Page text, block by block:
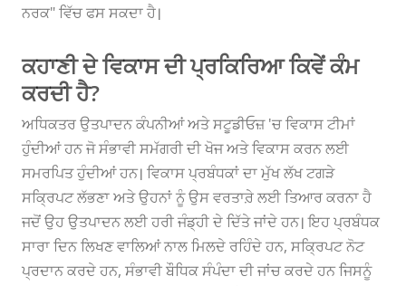
ਨਰਕ" ਵਿੱਚ ਫਸ ਸਕਦਾ ਹੈ।
ਕਹਾਣੀ ਦੇ ਵਿਕਾਸ ਦੀ ਪ੍ਰਕਿਰਿਆ ਕਿਵੇਂ ਕੰਮ
ਕਰਦੀ ਹੈ?
ਅਧਿਕਤਰ ਉਤਪਾਦਨ ਕੰਪਨੀਆਂ ਅਤੇ ਸਟੂਡੀਓਜ਼ 'ਚ ਵਿਕਾਸ ਟੀਮਾਂ
ਹੁੰਦੀਆਂ ਹਨ ਜੋ ਸੰਭਾਵੀ ਸਮੱਗਰੀ ਦੀ ਖੋਜ ਅਤੇ ਵਿਕਾਸ ਕਰਨ ਲਈ
ਸਮਰਪਿਤ ਹੁੰਦੀਆਂ ਹਨ। ਵਿਕਾਸ ਪ੍ਰਬੰਧਕਾਂ ਦਾ ਮੁੱਖ ਲੱਖ ਟਗੜੇ
ਸਕ੍ਰਿਪਟ ਲੱਭਣਾ ਅਤੇ ਉਹਨਾਂ ਨੂੰ ਉਸ ਵਰਤਾਰ਼ੇ ਲਈ ਤਿਆਰ ਕਰਨਾ ਹੈ
ਜਦੋਂ ਉਹ ਉਤਪਾਦਨ ਲਈ ਹਰੀ ਜੰਡ੍ਹੀ ਦੇ ਦਿੱਤੇ ਜਾਂਦੇ ਹਨ। ਇਹ ਪ੍ਰਬੰਧਕ
ਸਾਰਾ ਦਿਨ ਲਿਖਣ ਵਾਲਿਆਂ ਨਾਲ ਮਿਲਦੇ ਰਹਿੰਦੇ ਹਨ, ਸਕ੍ਰਿਪਟ ਨੋਟ
ਪ੍ਰਦਾਨ ਕਰਦੇ ਹਨ, ਸੰਭਾਵੀ ਬੌਧਿਕ ਸੰਪੰਦਾ ਦੀ ਜਾਂਚ ਕਰਦੇ ਹਨ ਜਿਸਨੂੰ